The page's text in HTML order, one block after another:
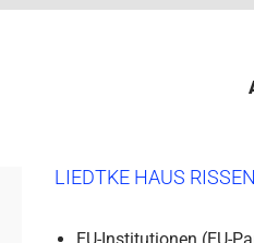
LIEDTKE HAUS RISSEN